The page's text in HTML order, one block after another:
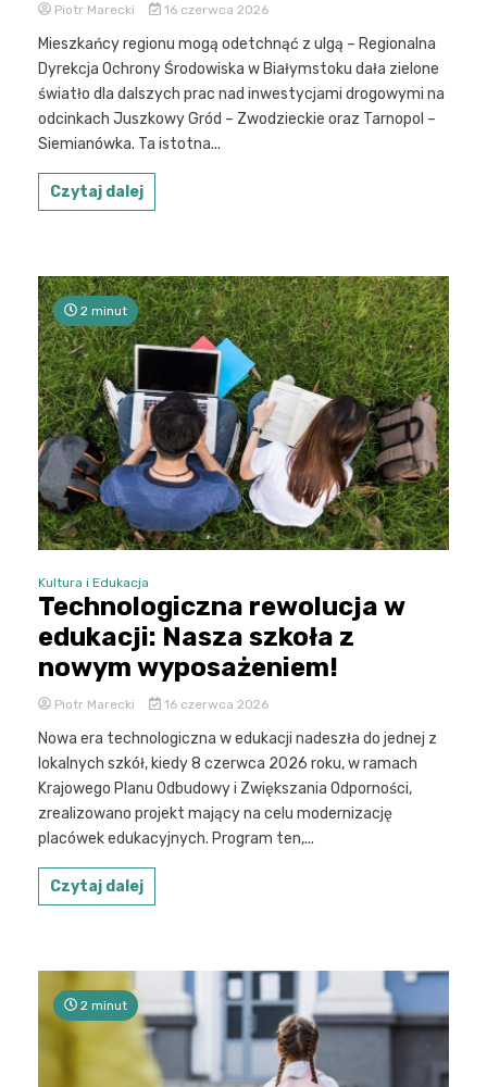
Piotr Marecki 16 czerwca 2026
Mieszkańcy regionu mogą odetchnąć z ulgą – Regionalna
Dyrekcja Ochrony Środowiska w Białymstoku dała zielone
światło dla dalszych prac nad inwestycjami drogowymi na
odcinkach Juszkowy Gród – Zwodzieckie oraz Tarnopol –
Siemianówka. Ta istotna...
Czytaj dalej
2 minut
Kultura i Edukacja
Technologiczna rewolucja w
edukacji: Nasza szkoła z
nowym wyposażeniem!
Piotr Marecki 16 czerwca 2026
Nowa era technologiczna w edukacji nadeszła do jednej z
lokalnych szkół, kiedy 8 czerwca 2026 roku, w ramach
Krajowego Planu Odbudowy i Zwiększania Odporności,
zrealizowano projekt mający na celu modernizację
placówek edukacyjnych. Program ten,...
Czytaj dalej
2 minut